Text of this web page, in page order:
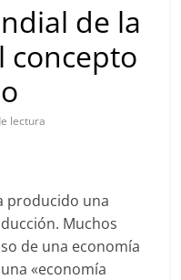
de la
concepto
lectura
producido una
Muchos
de una economía
«economía